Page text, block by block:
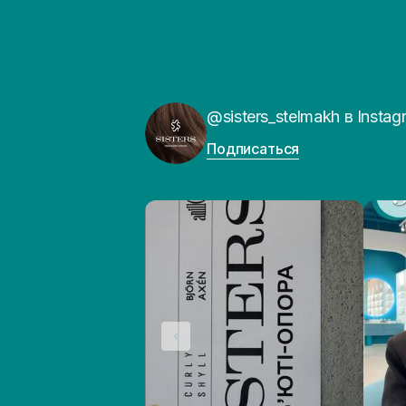
@sisters_stelmakh в
Подписаться